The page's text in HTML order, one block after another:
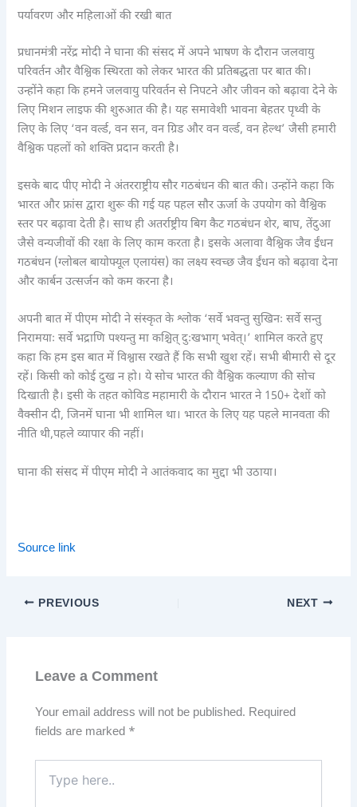
पर्यावरण और महिलाओं की रखी बात
प्रधानमंत्री नरेंद्र मोदी ने घाना की संसद में अपने भाषण के दौरान जलवायु
परिवर्तन और वैश्विक स्थिरता को लेकर भारत की प्रतिबद्धता पर बात की।
उन्होंने कहा कि हमने जलवायु परिवर्तन से निपटने और जीवन को बढ़ावा देने के
लिए मिशन लाइफ की शुरुआत की है। यह समावेशी भावना बेहतर पृथ्वी के
लिए के लिए ‘वन वर्ल्ड, वन सन, वन ग्रिड और वन वर्ल्ड, वन हेल्थ’ जैसी हमारी
वैश्विक पहलों को शक्ति प्रदान करती है।
इसके बाद पीए मोदी ने अंतरराष्ट्रीय सौर गठबंधन की बात की। उन्होंने कहा कि
भारत और फ्रांस द्वारा शुरू की गई यह पहल सौर ऊर्जा के उपयोग को वैश्विक
स्तर पर बढ़ावा देती है। साथ ही अतर्राष्ट्रीय बिग कैट गठबंधन शेर, बाघ, तेंदुआ
जैसे वन्यजीवों की रक्षा के लिए काम करता है। इसके अलावा वैश्विक जैव ईंधन
गठबंधन (ग्लोबल बायोफ्यूल एलायंस) का लक्ष्य स्वच्छ जैव ईंधन को बढ़ावा देना
और कार्बन उत्सर्जन को कम करना है।
अपनी बात में पीएम मोदी ने संस्कृत के श्लोक ‘सर्वे भवन्तु सुखिनः सर्वे सन्तु
निरामयाः सर्वे भद्राणि पश्यन्तु मा कश्चित् दुःखभाग् भवेत्।’ शामिल करते हुए
कहा कि हम इस बात में विश्वास रखते हैं कि सभी खुश रहें। सभी बीमारी से दूर
रहें। किसी को कोई दुख न हो। ये सोच भारत की वैश्विक कल्याण की सोच
दिखाती है। इसी के तहत कोविड महामारी के दौरान भारत ने 150+ देशों को
वैक्सीन दी, जिनमें घाना भी शामिल था। भारत के लिए यह पहले मानवता की
नीति थी,पहले व्यापार की नहीं।
घाना की संसद में पीएम मोदी ने आतंकवाद का मुद्दा भी उठाया।
Source link
PREVIOUS NEXT
Leave a Comment
Your email address will not be published. Required
fields are marked *
here..